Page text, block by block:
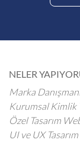
NELER
Marka
Kurumsal Kimlik
Özel Tasarım
UI ve UX Tasarım